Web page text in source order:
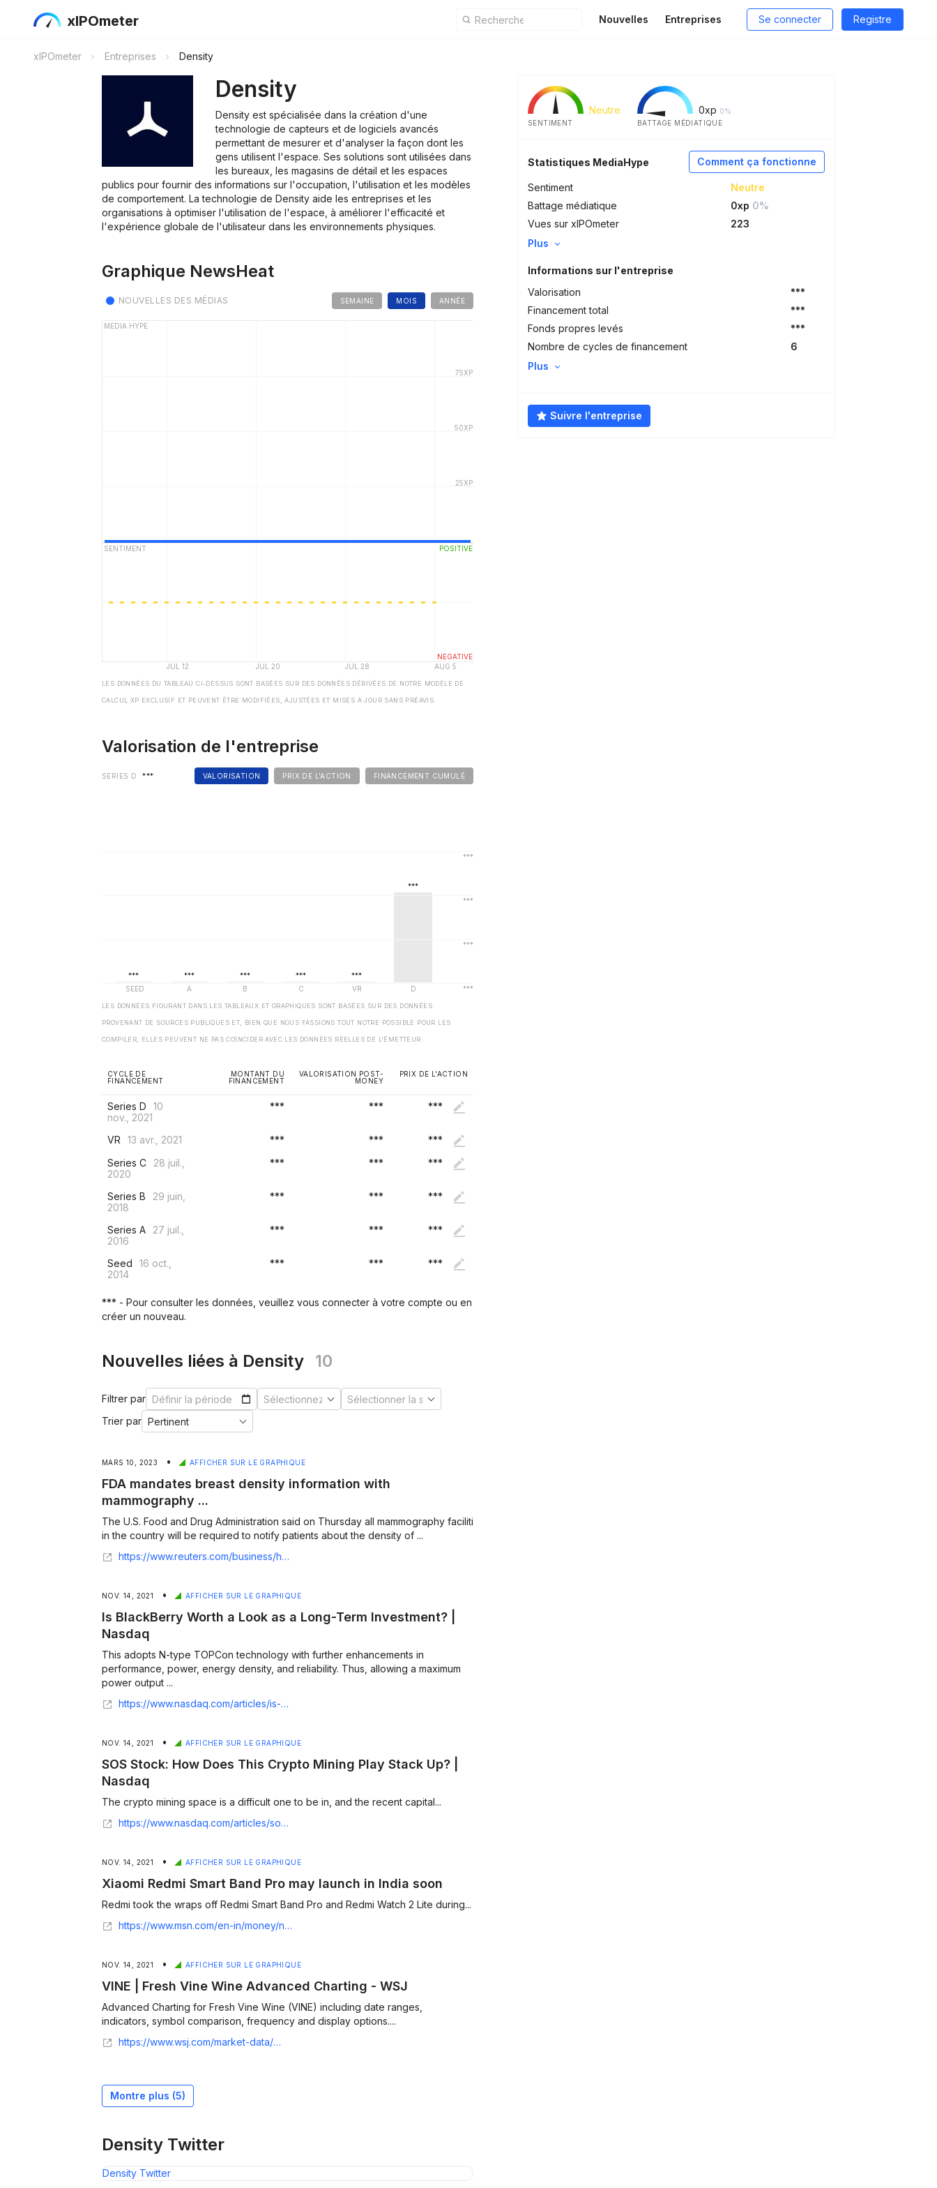
xIPOmeter Nouvelles Entreprises Se connecter Registre
xIPOmeter Entreprises Density
Density
Density est spécialisée dans la création d'une
technologie de capteurs et de logiciels avancés
permettant de mesurer et d'analyser la façon dont les
gens utilisent l'espace. Ses solutions sont utilisées dans
les bureaux, les magasins de détail et les espaces
publics pour fournir des informations sur l'occupation, l'utilisation et les modèles
de comportement. La technologie de Density aide les entreprises et les
organisations à optimiser l'utilisation de l'espace, à améliorer l'efficacité et
l'expérience globale de l'utilisateur dans les environnements physiques.
Neutre
SENTIMENT
0xp 0%
BATTAGE MÉDIATIQUE
Comment ça fonctionne
Statistiques MediaHype
Sentiment
Neutre
Battage médiatique
0xp 0%
Vues sur xIPOmeter
223
Plus
Informations sur l'entreprise
Valorisation
***
Financement total
***
Fonds propres levés
***
Nombre de cycles de financement
6
Plus
Suivre l'entreprise
Graphique NewsHeat
SEMAINE MOIS ANNÉE
NOUVELLES DES MÉDIAS
LES DONNÉES DU TABLEAU CI-DESSUS SONT BASÉES SUR DES DONNÉES DÉRIVÉES DE NOTRE MODÈLE DE
CALCUL XP EXCLUSIF ET PEUVENT ÊTRE MODIFIÉES, AJUSTÉES ET MISES À JOUR SANS PRÉAVIS.
Valorisation de l'entreprise
VALORISATION PRIX DE L'ACTION FINANCEMENT CUMULÉ
SERIES D ***
LES DONNÉES FIGURANT DANS LES TABLEAUX ET GRAPHIQUES SONT BASÉES SUR DES DONNÉES
PROVENANT DE SOURCES PUBLIQUES ET, BIEN QUE NOUS FASSIONS TOUT NOTRE POSSIBLE POUR LES
COMPILER, ELLES PEUVENT NE PAS COÏNCIDER AVEC LES DONNÉES RÉELLES DE L'ÉMETTEUR.
CYCLE DE
FINANCEMENT
MONTANT DU
FINANCEMENT
VALORISATION POST-
MONEY
PRIX DE L'ACTION
Series D
10
nov., 2021
*** *** ***
VR 13 avr., 2021 *** ***
***
Series C
28 juil.,
2020
*** *** ***
Series B
29 juin,
2018
*** *** ***
Series A
27 juil.,
2016
*** *** ***
Seed
16 oct.,
2014
*** *** ***
*** - Pour consulter les données, veuillez vous connecter à votre compte ou en
créer un nouveau.
Nouvelles liées à Density 10
Filtrer par
Trier par
MARS 10, 2023 • AFFICHER SUR LE GRAPHIQUE
FDA mandates breast density information with
mammography ...
The U.S. Food and Drug Administration said on Thursday all mammography facilities
in the country will be required to notify patients about the density of ...
https://www.reuters.com/business/healthcare-pharmaceuticals/fda-mandates-breast-density-information-with-mammography-results-2023-03-09/
NOV. 14, 2021 • AFFICHER SUR LE GRAPHIQUE
Is BlackBerry Worth a Look as a Long-Term Investment? |
Nasdaq
This adopts N-type TOPCon technology with further enhancements in
performance, power, energy density, and reliability. Thus, allowing a maximum
power output ...
https://www.nasdaq.com/articles/is-blackberry-worth-a-look-as-a-long-term-investment-2021-11-14
NOV. 14, 2021 • AFFICHER SUR LE GRAPHIQUE
SOS Stock: How Does This Crypto Mining Play Stack Up? |
Nasdaq
The crypto mining space is a difficult one to be in, and the recent capital...
https://www.nasdaq.com/articles/sos-stock%3A-how-does-this-crypto-mining-play-stack-up-2021-11-14
NOV. 14, 2021 • AFFICHER SUR LE GRAPHIQUE
Xiaomi Redmi Smart Band Pro may launch in India soon
Redmi took the wraps off Redmi Smart Band Pro and Redmi Watch 2 Lite during...
https://www.msn.com/en-in/money/news/xiaomi-redmi-smart-band-pro-may-launch-in-india-soon/ar-AAQGvMH?li=AAggbRN
NOV. 14, 2021 • AFFICHER SUR LE GRAPHIQUE
VINE | Fresh Vine Wine Advanced Charting - WSJ
Advanced Charting for Fresh Vine Wine (VINE) including date ranges,
indicators, symbol comparison, frequency and display options....
https://www.wsj.com/market-data/quotes/US/IPO/VINE/advanced-chart
Montre plus (5)
Density Twitter
Density Twitter